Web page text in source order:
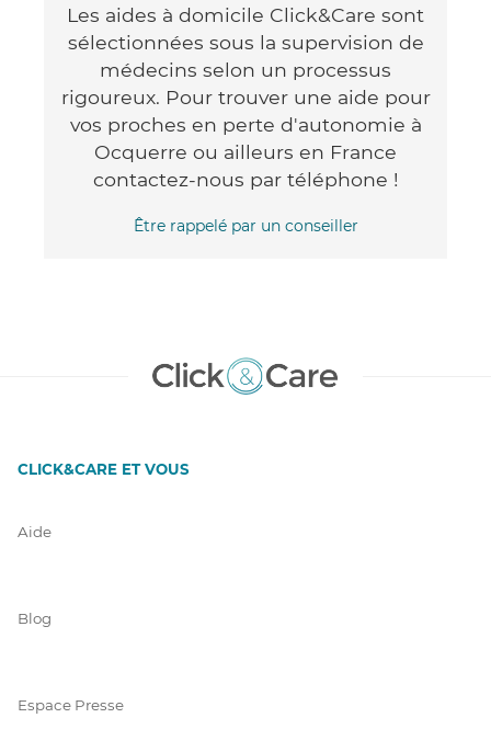
Les aides à domicile Click&Care sont
sélectionnées sous la supervision de
médecins selon un processus
rigoureux. Pour trouver une aide pour
vos proches en perte d'autonomie à
Ocquerre ou ailleurs en France
contactez-nous par téléphone !
Être rappelé par un conseiller
CLICK&CARE ET VOUS
Aide
Blog
Espace Presse